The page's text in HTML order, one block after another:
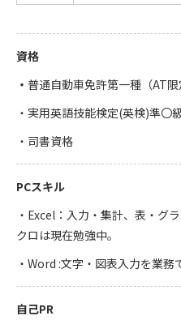
資格
・ 普通⾃動⾞免許第⼀種（AT限
・実⽤英語技能検定(英検)準〇
・司書資格
PCスキル
・Excel：⼊⼒・集計、表・グ
クロは現在勉強中。
・Word :⽂字・図表⼊⼒を業務
自己PR